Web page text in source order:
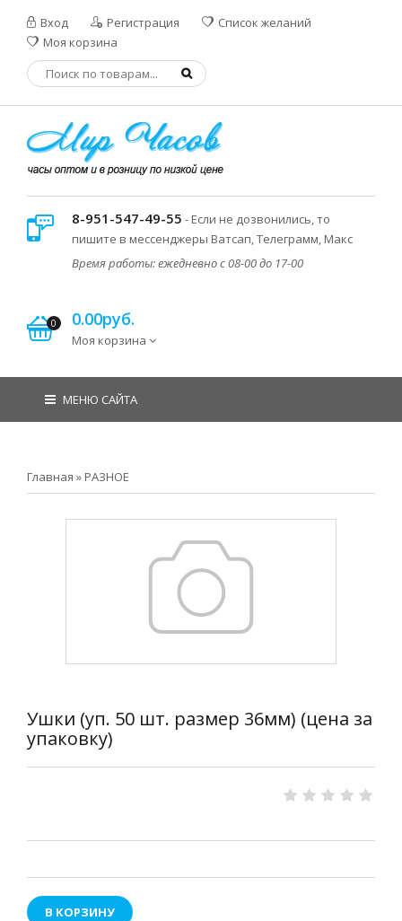
Вход Регистрация
Список желаний
Моя корзина
8-951-547-49-55 - Если не дозвонились, то
пишите в мессенджеры Ватсап, Телеграмм, Макс
Время работы: ежедневно с 08-00 до 17-00
0 0.00руб.
Моя корзина
МЕНЮ САЙТА
Главная » РАЗНОЕ
Ушки (уп. 50 шт. размер 36мм) (цена за
упаковку)
В КОРЗИНУ